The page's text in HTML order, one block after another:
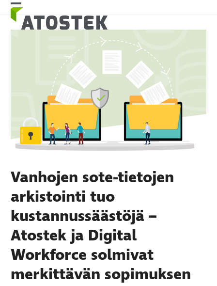
Skip
content
Open
mobile
Close
mobile
Vanhojen sote-tietojen
arkistointi tuo
kustannussäästöjä –
Atostek ja Digital
Workforce solmivat
merkittävän sopimuksen